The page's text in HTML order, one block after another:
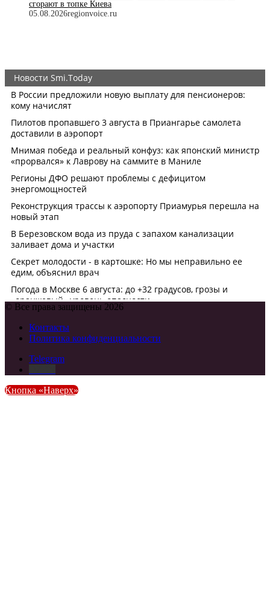
сгорают в топке Киева
05.08.2026regionvoice.ru
© Все права защищены 2026
Контакты
Политика конфиденциальности
Telegram
Кнопка «Наверх»